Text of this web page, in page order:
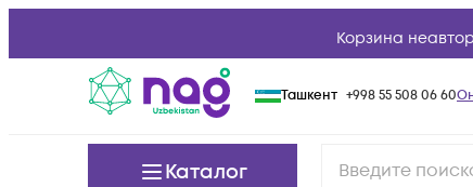
Корзина
Ташкент +998 55 508 06 60
Каталог